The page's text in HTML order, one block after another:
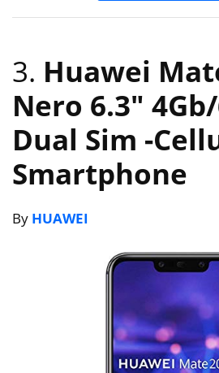
3. Huawei
Nero 6.3″
Dual Sim -
Smartphone
By HUAWEI